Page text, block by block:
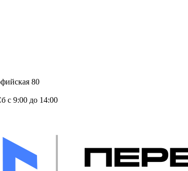
80
с 9:00 до 14:00